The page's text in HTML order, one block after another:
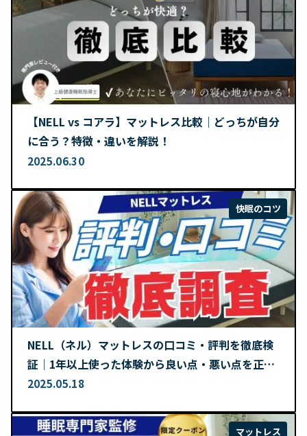
【NELL vs コアラ】マットレス比較｜どっちが自分
に合う？特徴・違いを解説！
2025.06.30
快眠のコツ
NELL（ネル）マットレスの口コミ・評判を徹底検
証｜1年以上使った体験から良い点・悪い点を正直
レビュー
2025.05.18
マットレス